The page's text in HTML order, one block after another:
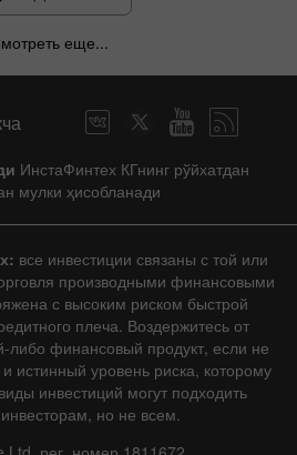
еще...
ИнстаФинтех КГнинг рўйхатдан
мулки ҳисобланади
все инвестиции связаны с той или
производными финансовыми
с высоким риском быстрой
плеча. Воздержитесь от
либо финансовый продукт, если не
истинный уровень риска, которому
инвестиций могут подходить
но не всем.